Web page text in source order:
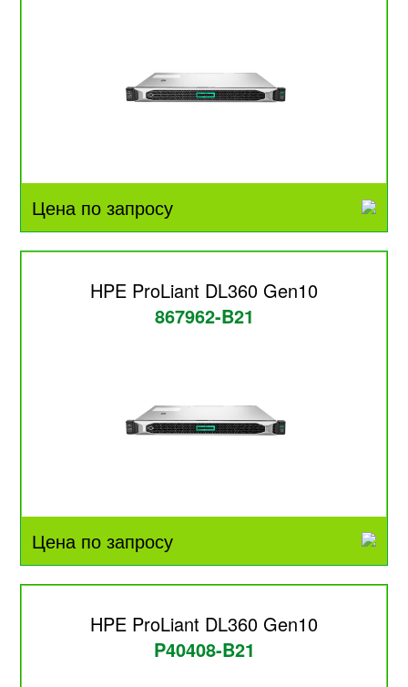
Цена по запросу
HPE ProLiant DL360 Gen10
867962-B21
Цена по запросу
HPE ProLiant DL360 Gen10
P40408-B21